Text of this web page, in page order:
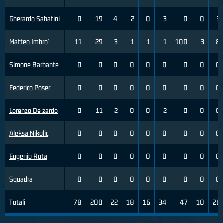
Gherardo Sabatini
Matteo Imbro'
Simone Barbante
Federico Poser
Lorenzo De zardo
Aleksa Nikolic
Eugenio Rota
Squadra
Totali
0 19 4 2 0 3 0 0 3
11 29 3 1 1 1 100 3 8
0 0 0 0 0 0 0 0 0
0 0 0 0 0 0 0 0 0
0 11 2 0 0 2 0 0 0
0 0 0 0 0 0 0 0 0
0 0 0 0 0 0 0 0 0
0 0 0 0 0 0 0 0 0
78 200 22 18 16 34 47 10 26